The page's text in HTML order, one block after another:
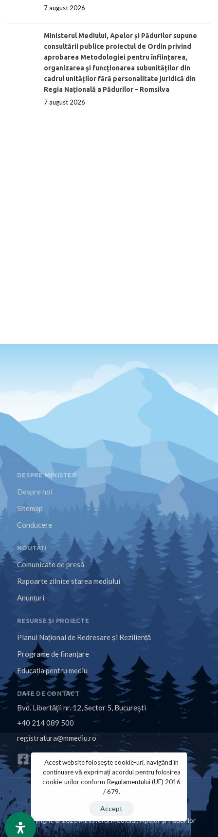
7 august 2026
Ministerul Mediului, Apelor și Pădurilor supune
consultării publice proiectul de Ordin privind
aprobarea Metodologiei pentru înființarea,
organizarea și funcționarea subunităților din
cadrul unităților fără personalitate juridică din
Regia Națională a Pădurilor – Romsilva
7 august 2026
DESPRE MINISTER
Despre noi
Sitemap
Conducere
NOUTĂȚI
Comunicate de presă
Rapoarte zilnice starea mediului
Anunțuri
RESURSE ȘI PROIECTE
Planul Național de Redresare și Reziliență
Programe de finanțare
Educația pentru mediu
DATE DE CONTACT
Bvd. Libertăţii nr. 12, Sector 5, Bucureşti
+40 214 089 500
registratura@mmediu.ro
Copyright © 2026 Ministerul Mediului, Apelor și Pădurilor
Acest website folosește cookie-uri, navigând în
continuare vă exprimați acordul pentru folosirea
cookie-urilor conform Regulamentului (UE) 2016
/ 679.
Accept